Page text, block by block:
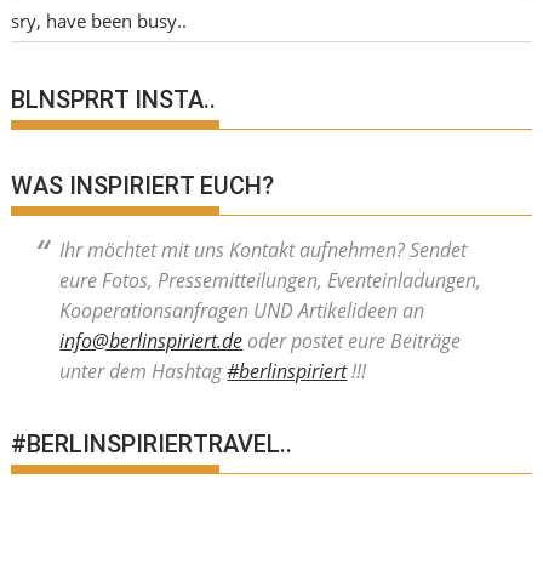
sry, have been busy..
BLNSPRRT INSTA..
WAS INSPIRIERT EUCH?
Ihr möchtet mit uns Kontakt aufnehmen? Sendet
eure Fotos, Pressemitteilungen, Eventeinladungen,
Kooperationsanfragen UND Artikelideen an
info@berlinspiriert.deoder postet eure Beiträge
unter dem Hashtag#berlinspiriert!!!
#BERLINSPIRIERTRAVEL..